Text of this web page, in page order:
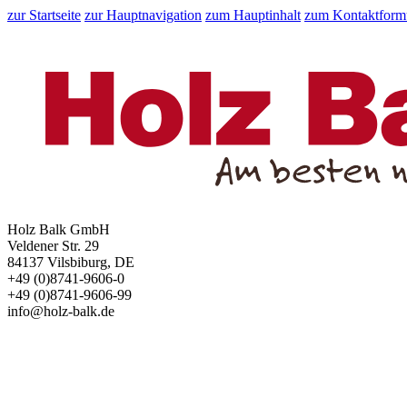
zur Startseite zur Hauptnavigation zum Hauptinhalt zum
Holz Balk GmbH
Veldener Str. 29
84137 Vilsbiburg, DE
+49 (0)8741-9606-0
+49 (0)8741-9606-99
info@holz-balk.de